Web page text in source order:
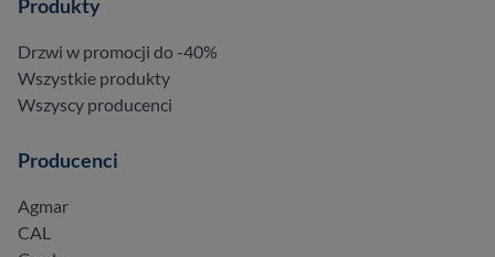
Produkty
Drzwi w promocji do -40%
Wszystkie produkty
Wszyscy producenci
Producenci
Agmar
CAL